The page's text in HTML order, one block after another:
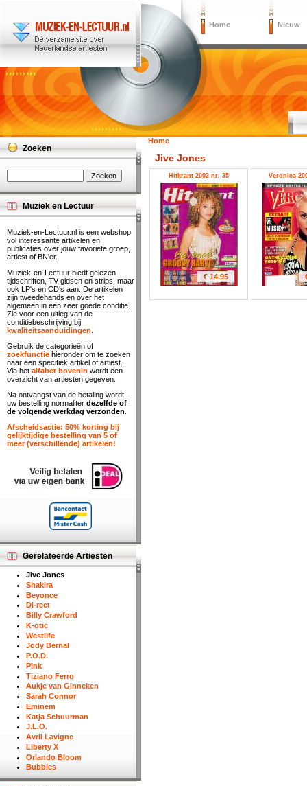
Home Nieuw
Home
Jive Jones
Hitkrant 2002 nr. 35
€ 14.95
Veronica
Zoeken
Muziek en Lectuur
Muziek-en-Lectuur.nl is een webshop
vol interessante artikelen en
publicaties over jouw favoriete groep,
artiest of BN'er.
Muziek-en-Lectuur biedt gelezen
tijdschriften, TV-gidsen en strips, maar
ook LP's en CD's aan. De artikelen
zijn tweedehands en over het
algemeen in een zeer goede conditie.
Zie voor een uitleg van de
conditiebeschrijving bij
kwaliteitsaanduidingen
Gebruik de categorieën of
zoekfunctie hieronder om te zoeken
naar een specifiek artikel of artiest.
Via het alfabet bovenin wordt een
overzicht van artiesten gegeven.
Na ontvangst van de betaling wordt
uw bestelling normaliter dezelfde of
de volgende werkdag verzonden
Afscheidsactie: 50% korting bij
gelijktijdige bestelling van 5 of
meer (verschillende) artikelen!
Gerelateerde Artiesten
Jive Jones
Shakira
Beyonce
Di-rect
Billy Crawford
K-otic
Westlife
Jody Bernal
P.O.D.
Pink
Tiziano Ferro
Aukje van Ginneken
Sarah Connor
Eminem
Katja Schuurman
J.L.O.
Avril Lavigne
Liberty X
Orlando Bloom
Bubbles